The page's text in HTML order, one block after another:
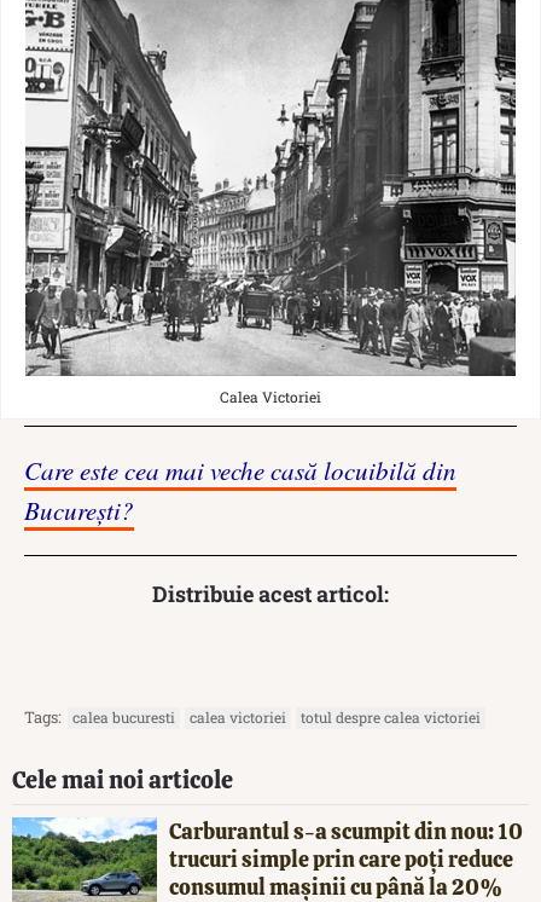
Calea Victoriei
Care este cea mai veche casă locuibilă din
București?
Distribuie acest articol:
Tags: calea bucuresti calea victoriei totul despre calea victoriei
Cele mai noi articole
Carburantul s-a scumpit din nou: 10
trucuri simple prin care poți reduce
consumul mașinii cu până la 20%